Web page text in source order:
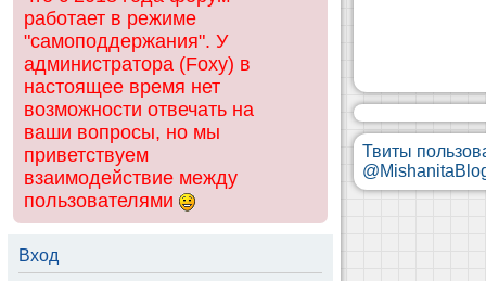
работает в режиме
"самоподдержания". У
администратора (Foxy) в
настоящее время нет
возможности отвечать на
ваши вопросы, но мы
приветствуем
взаимодействие между
пользователями
Вход
Твиты